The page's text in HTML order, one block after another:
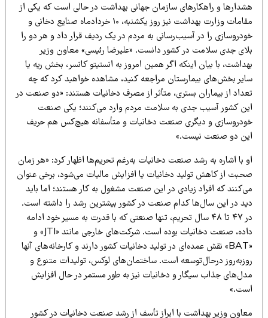
و راهکارهای سازمان جهانی بهداشت در حالی است که یکی از
مقامات وزارت بهداشت نیز روز یکشنبه، ۱۰ خردادماه صنایع دخانی و
را در آسیب‌رسانی به مردم در یک ردیف قرار داد و هر دو را
جدی سلامت در کشور دانست. «علیرضا رئیسی» معاون وزیر
با بیان اینکه اگر همین امروز به انستیتو کانسر، بخش ریه یا
بخش‌های بیمارستان مراجعه کنید، مشاهده خواهید کرد که چه
از بیماران بستری، متأثر از مصرف دخانیات هستند: «دو صنعت در
کشور آسیب جدی به سلامت مردم وارد می‌کنند؛ یکی صنعت
و دیگری صنعت دخانیات و متأسفانه هیچ‌کس هم حریف
دو صنعت نیست.»
با اشاره به رشد صنعت دخانیات به‌رغم تحریم‌ها اظهار کرد: «هر زمان
از کاهش تولید دخانیات یا افزایش مالیات می‌شود، برخی عنوان
که افراد زیادی در این صنعت مشغول به کار هستند؛ اما باید
در این سال‌ها کدام صنعت در کشور بیشترین رشد را داشته است.
در ۴۷ تا ۴۸ سال تحریم، تنها صنعتی که با قدرت به مسیر خود ادامه
داده، صنعت دخانیات بوده است. شرکت‌های خارجی مانند «JTI» و
«BAT» نقش عمده‌ای در تولید دخانیات کشور دارند و کارخانه‌های آنها
درحال‌توسعه است. ساختمان‌های لوکس، تولیدات متنوع و
جذاب سیگار و دخانیات نیز به طور مستمر در حال افزایش
وزیر بهداشت با ابراز تأسف از رشد صنعت دخانیات در کشور